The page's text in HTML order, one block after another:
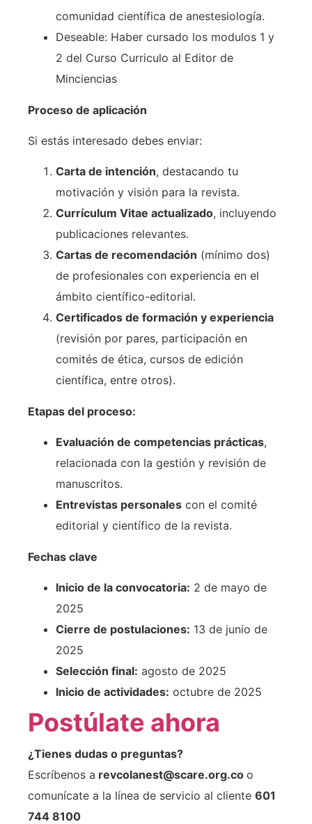
comunidad científica de anestesiología.
Deseable: Haber cursado los modulos 1 y
2 del Curso Curriculo al Editor de
Minciencias
Proceso de aplicación
Si estás interesado debes enviar:
Carta de intención, destacando tu
motivación y visión para la revista.
Currículum Vitae actualizado, incluyendo
publicaciones relevantes.
Cartas de recomendación (mínimo dos)
de profesionales con experiencia en el
ámbito científico-editorial.
Certificados de formación y experiencia
(revisión por pares, participación en
comités de ética, cursos de edición
científica, entre otros).
Etapas del proceso:
Evaluación de competencias prácticas,
relacionada con la gestión y revisión de
manuscritos.
Entrevistas personales con el comité
editorial y científico de la revista.
Fechas clave
Inicio de la convocatoria: 2 de mayo de
2025
Cierre de postulaciones: 13 de junio de
2025
Selección final: agosto de 2025
Inicio de actividades: octubre de 2025
Postúlate ahora
¿Tienes dudas o preguntas?
Escríbenos a revcolanest@scare.org.co o
comunícate a la línea de servicio al cliente 601
744 8100